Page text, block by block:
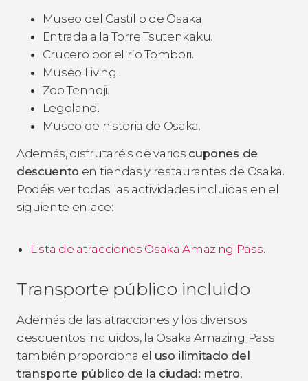
Museo del Castillo de Osaka.
Entrada a la Torre Tsutenkaku.
Crucero por el río Tombori.
Museo Living.
Zoo Tennoji.
Legoland.
Museo de historia de Osaka.
Además, disfrutaréis de varios cupones de
descuento en tiendas y restaurantes de Osaka.
Podéis ver todas las actividades incluidas en el
siguiente enlace:
Lista de atracciones Osaka Amazing Pass.
Transporte público incluido
Además de las atracciones y los diversos
descuentos incluidos, la Osaka Amazing Pass
también proporciona el uso ilimitado del
transporte público de la ciudad: metro,